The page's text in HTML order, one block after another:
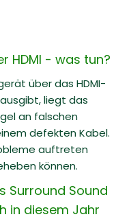
HDMI - was tun?
über das HDMI-
liegt das
an falschen
defekten Kabel.
auftreten
können.
Surround Sound
in diesem Jahr